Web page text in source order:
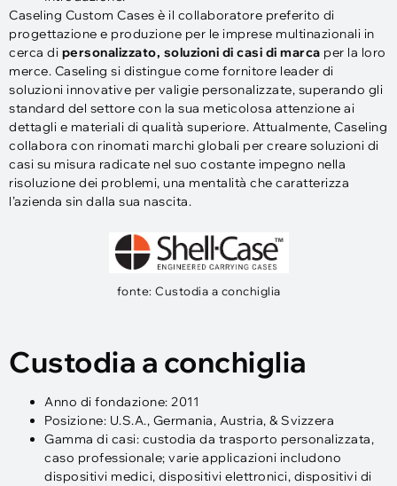
Caseling Custom Cases è il collaboratore preferito di
progettazione e produzione per le imprese multinazionali in
cerca di personalizzato, soluzioni di casi di marca per la loro
merce. Caseling si distingue come fornitore leader di
soluzioni innovative per valigie personalizzate, superando gli
standard del settore con la sua meticolosa attenzione ai
dettagli e materiali di qualità superiore. Attualmente, Caseling
collabora con rinomati marchi globali per creare soluzioni di
casi su misura radicate nel suo costante impegno nella
risoluzione dei problemi, una mentalità che caratterizza
l’azienda sin dalla sua nascita.
fonte: Custodia a conchiglia
Custodia a conchiglia
Anno di fondazione: 2011
Posizione: U.S.A., Germania, Austria, & Svizzera
Gamma di casi: custodia da trasporto personalizzata,
caso professionale; varie applicazioni includono
dispositivi medici, dispositivi elettronici, dispositivi di